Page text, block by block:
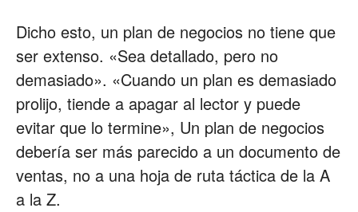
Dicho esto, un plan de negocios no tiene que
ser extenso. «Sea detallado, pero no
demasiado». «Cuando un plan es demasiado
prolijo, tiende a apagar al lector y puede
evitar que lo termine», Un plan de negocios
debería ser más parecido a un documento de
ventas, no a una hoja de ruta táctica de la A
a la Z.